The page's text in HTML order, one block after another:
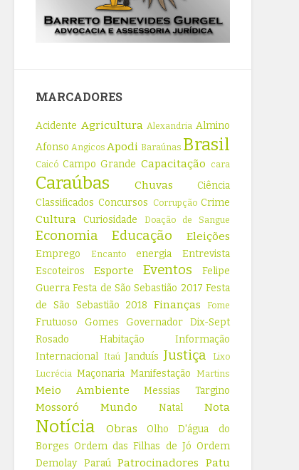
MARCADORES
Acidente Agricultura Alexandria Almino
Afonso Angicos Apodi Baraúnas Brasil
Caicó Campo Grande Capacitação cara
Caraúbas Chuvas
Ciência
Classificados Concursos Corrupção Crime
Cultura Curiosidade Doação de Sangue
Economia Educação Eleições
Emprego Encanto energia
Entrevista
Escoteiros
Esporte Eventos
Felipe
Guerra Festa de São Sebastião 2017 Festa
de São Sebastião 2018 Finanças Fome
Frutuoso Gomes
Governador Dix-Sept
Rosado
Habitação
Informação
Internacional
Itaú Janduís Justiça
Lixo
Lucrécia Maçonaria Manifestação Martins
Meio Ambiente Messias Targino
Mossoró Mundo Natal Nota
Notícia Obras
Olho D'água do
Borges Ordem das Filhas de Jó Ordem
Demolay Paraú Patrocinadores Patu